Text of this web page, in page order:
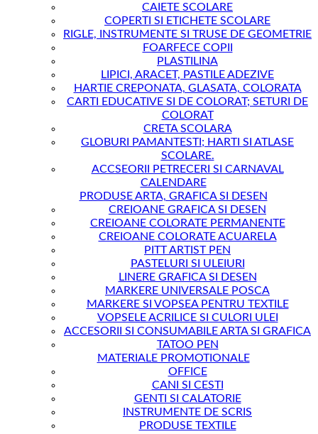
CAIETE SCOLARE
COPERTI SI ETICHETE SCOLARE
RIGLE, INSTRUMENTE SI TRUSE DE GEOMETRIE
FOARFECE COPII
PLASTILINA
LIPICI, ARACET, PASTILE ADEZIVE
HARTIE CREPONATA, GLASATA, COLORATA
CARTI EDUCATIVE SI DE COLORAT; SETURI DE
COLORAT
CRETA SCOLARA
GLOBURI PAMANTESTI; HARTI SI ATLASE
SCOLARE.
ACCSEORII PETRECERI SI CARNAVAL
CALENDARE
PRODUSE ARTA, GRAFICA SI DESEN
CREIOANE GRAFICA SI DESEN
CREIOANE COLORATE PERMANENTE
CREIOANE COLORATE ACUARELA
PITT ARTIST PEN
PASTELURI SI ULEIURI
LINERE GRAFICA SI DESEN
MARKERE UNIVERSALE POSCA
MARKERE SI VOPSEA PENTRU TEXTILE
VOPSELE ACRILICE SI CULORI ULEI
ACCESORII SI CONSUMABILE ARTA SI GRAFICA
TATOO PEN
MATERIALE PROMOTIONALE
OFFICE
CANI SI CESTI
GENTI SI CALATORIE
INSTRUMENTE DE SCRIS
PRODUSE TEXTILE